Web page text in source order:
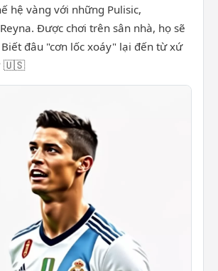
hệ vàng với những Pulisic,
Được chơi trên sân nhà, họ sẽ
đâu "cơn lốc xoáy" lại đến từ xứ
🇺🇸